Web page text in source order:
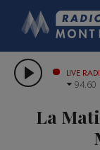
LIVE
94.60
La